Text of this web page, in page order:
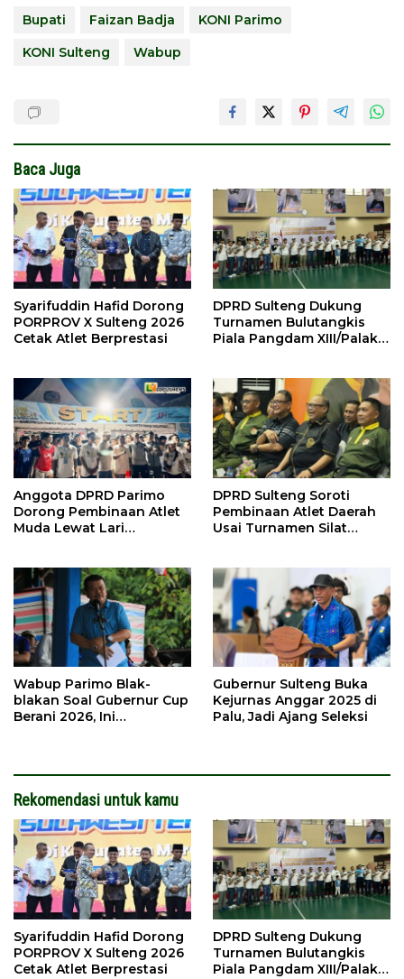
Bupati Faizan Badja
KONI Parimo
KONI Sulteng
Wabup
Baca Juga
Syarifuddin Hafid Dorong
PORPROV X Sulteng 2026
Cetak Atlet Berprestasi
DPRD Sulteng Dukung
Turnamen Bulutangkis
Piala Pangdam XIII/Palaka
Anggota DPRD Parimo
Dorong Pembinaan Atlet
Muda Lewat Lari
DPRD Sulteng Soroti
Pembinaan Atlet Daerah
Usai Turnamen Silat
Wabup Parimo Blak-
blakan Soal Gubernur Cup
Berani 2026, Ini
Gubernur Sulteng Buka
Kejurnas Anggar 2025 di
Palu, Jadi Ajang Seleksi
Rekomendasi untuk kamu
Syarifuddin Hafid Dorong
PORPROV X Sulteng 2026
Cetak Atlet Berprestasi
DPRD Sulteng Dukung
Turnamen Bulutangkis
Piala Pangdam XIII/Palaka